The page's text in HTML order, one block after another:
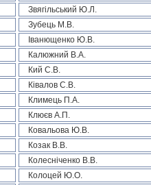
Звягільський Ю.Л.
Зубець М.В.
Іванющенко Ю.В.
Калюжний В.А.
Кий С.В.
Ківалов С.В.
Климець П.А.
Клюєв А.П.
Ковальова Ю.В.
Козак В.В.
Колесніченко В.В.
Колоцей Ю.О.